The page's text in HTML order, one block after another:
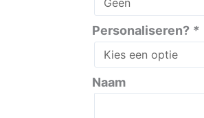
Personaliseren? *
Naam